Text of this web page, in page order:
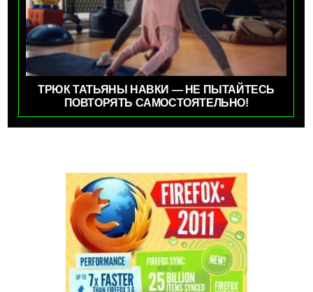
ТРЮК ТАТЬЯНЫ НАВКИ — НЕ ПЫТАЙТЕСЬ
ПОВТОРЯТЬ САМОСТОЯТЕЛЬНО!